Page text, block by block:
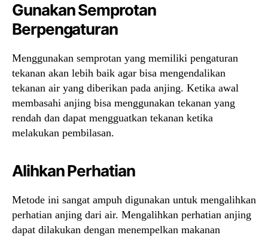
Gunakan Semprotan
Berpengaturan
Menggunakan semprotan yang memiliki pengaturan
tekanan akan lebih baik agar bisa mengendalikan
tekanan air yang diberikan pada anjing. Ketika awal
membasahi anjing bisa menggunakan tekanan yang
rendah dan dapat mengguatkan tekanan ketika
melakukan pembilasan.
Alihkan Perhatian
Metode ini sangat ampuh digunakan untuk mengalihkan
perhatian anjing dari air. Mengalihkan perhatian anjing
dapat dilakukan dengan menempelkan makanan